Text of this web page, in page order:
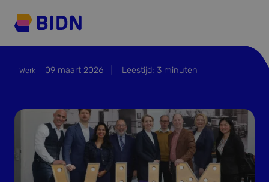
Werk 09 maart 2026 Leestijd: 3 minuten